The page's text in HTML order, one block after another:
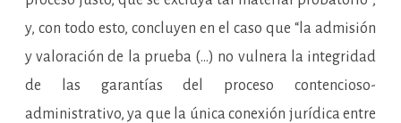
y, con todo esto, concluyen en el caso que “la admisión
y valoración de la prueba (…) no vulnera la integridad
de las garantías del proceso contencioso-
administrativo, ya que la única conexión jurídica entre